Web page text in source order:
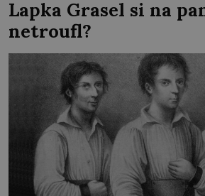
nikdo nevyvíjel fyzický ani
Syn brněnského řezníka chce
[…]
Lapka Grasel si na
netroufl?